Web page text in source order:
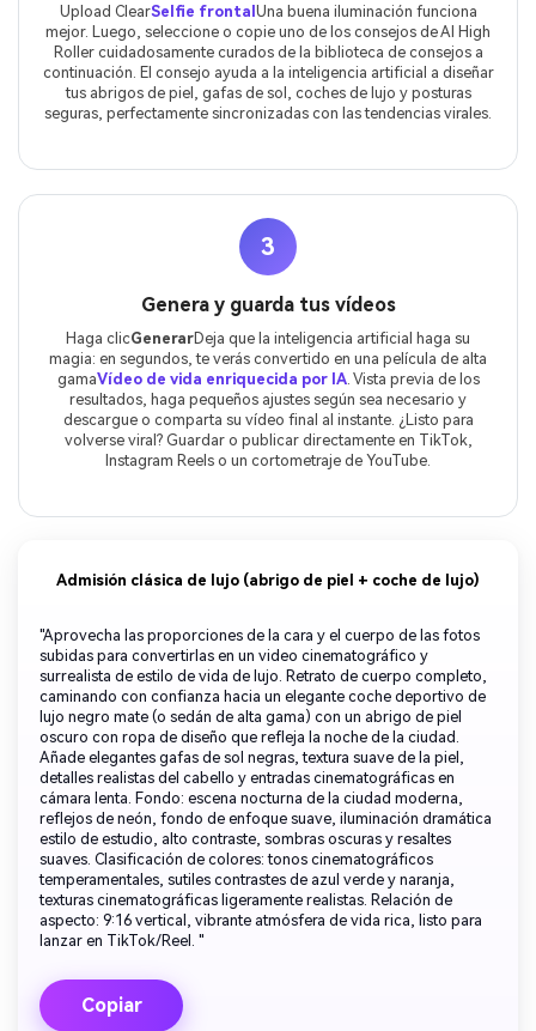
Upload ClearSelfie frontal Una buena iluminación funciona
mejor. Luego, seleccione o copie uno de los consejos de AI High
Roller cuidadosamente curados de la biblioteca de consejos a
continuación. El consejo ayuda a la inteligencia artificial a diseñar
tus abrigos de piel, gafas de sol, coches de lujo y posturas
seguras, perfectamente sincronizadas con las tendencias virales.
3
Genera y guarda tus vídeos
Haga clicGenerarDeja que la inteligencia artificial haga su
magia: en segundos, te verás convertido en una película de alta
gamaVídeo de vida enriquecida por IA. Vista previa de los
resultados, haga pequeños ajustes según sea necesario y
descargue o comparta su vídeo final al instante. ¿Listo para
volverse viral? Guardar o publicar directamente en TikTok,
Instagram Reels o un cortometraje de YouTube.
Admisión clásica de lujo (abrigo de piel + coche de lujo)
"Aprovecha las proporciones de la cara y el cuerpo de las fotos
subidas para convertirlas en un video cinematográfico y
surrealista de estilo de vida de lujo. Retrato de cuerpo completo,
caminando con confianza hacia un elegante coche deportivo de
lujo negro mate (o sedán de alta gama) con un abrigo de piel
oscuro con ropa de diseño que refleja la noche de la ciudad.
Añade elegantes gafas de sol negras, textura suave de la piel,
detalles realistas del cabello y entradas cinematográficas en
cámara lenta. Fondo: escena nocturna de la ciudad moderna,
reflejos de neón, fondo de enfoque suave, iluminación dramática
estilo de estudio, alto contraste, sombras oscuras y resaltes
suaves. Clasificación de colores: tonos cinematográficos
temperamentales, sutiles contrastes de azul verde y naranja,
texturas cinematográficas ligeramente realistas. Relación de
aspecto: 9:16 vertical, vibrante atmósfera de vida rica, listo para
lanzar en TikTok/Reel. "
Copiar